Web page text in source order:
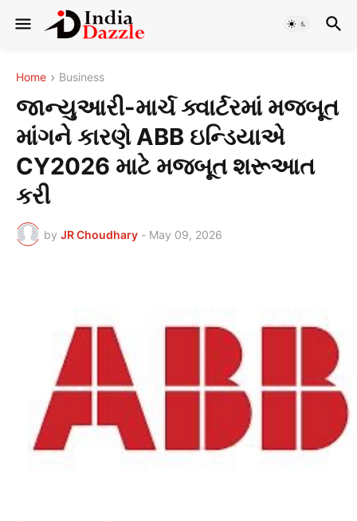
Home Business
જાન્યુઆરી-માર્ચ ક્વાર્ટરમાં મજબૂત
માંગને કારણે ABB ઇન્ડિયાએ
CY2026 માટે મજબૂત શરૂઆત
કરી
by JR Choudhary - May 09, 2026